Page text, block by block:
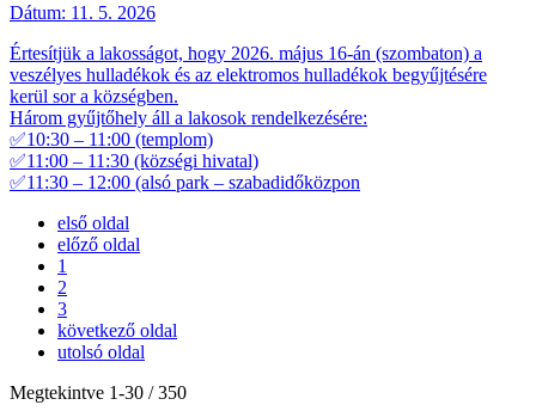
Dátum: 11. 5. 2026
Értesítjük a lakosságot, hogy 2026. május 16-án (szombaton) a
veszélyes hulladékok és az elektromos hulladékok begyűjtésére
kerül sor a községben.
Három gyűjtőhely áll a lakosok rendelkezésére:
✅10:30 – 11:00 (templom)
✅11:00 – 11:30 (községi hivatal)
✅11:30 – 12:00 (alsó park – szabadidőközpon
első oldal
előző oldal
1
2
3
következő oldal
utolsó oldal
Megtekintve 1-30 / 350